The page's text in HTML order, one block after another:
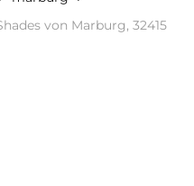
von Marburg, 32415